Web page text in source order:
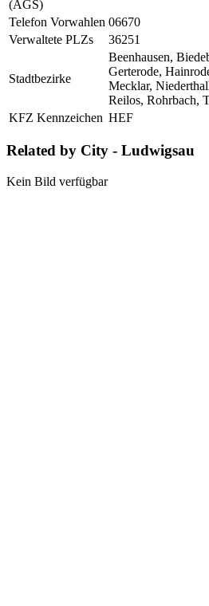
(AGS)
Telefon Vorwahlen 06670
Verwaltete PLZs
36251
Stadtbezirke
Beenhausen,
Gerterode,
Mecklar,
Reilos, Rohrbach,
KFZ Kennzeichen HEF
Related by City - Ludwigsau
Kein Bild verfügbar